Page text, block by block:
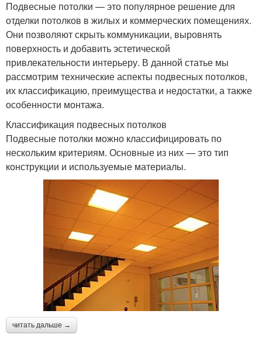
Подвесные потолки — это популярное решение для
отделки потолков в жилых и коммерческих помещениях.
Они позволяют скрыть коммуникации, выровнять
поверхность и добавить эстетической
привлекательности интерьеру. В данной статье мы
рассмотрим технические аспекты подвесных потолков,
их классификацию, преимущества и недостатки, а также
особенности монтажа.
Классификация подвесных потолков
Подвесные потолки можно классифицировать по
нескольким критериям. Основные из них — это тип
конструкции и используемые материалы.
читать дальше →